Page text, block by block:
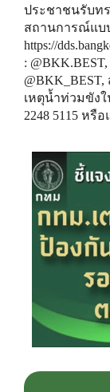
ประชาชนรับท
สถานการณ์แบ
https://
:
เหตุน้ำท่วมขัง
2248 5115 หรื